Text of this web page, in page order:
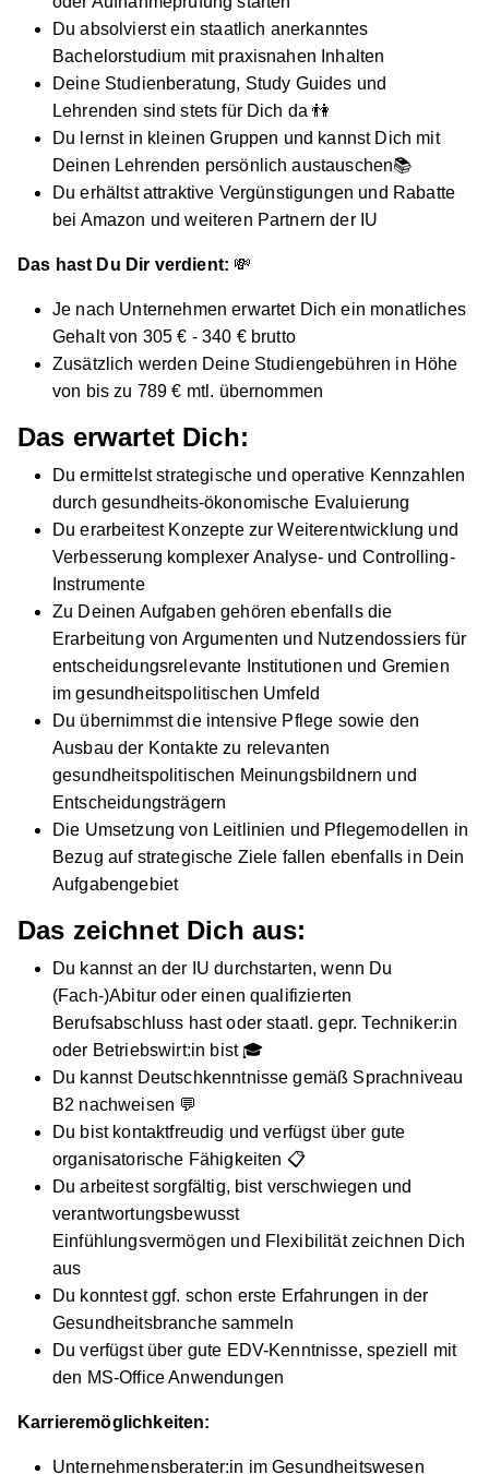
Du absolvierst ein staatlich anerkanntes
Bachelorstudium mit praxisnahen Inhalten
Deine Studienberatung, Study Guides und
Lehrenden sind stets für Dich da 👫
Du lernst in kleinen Gruppen und kannst Dich mit
Deinen Lehrenden persönlich austauschen📚
Du erhältst attraktive Vergünstigungen und Rabatte
bei Amazon und weiteren Partnern der IU
Das hast Du Dir verdient: 💸
Je nach Unternehmen erwartet Dich ein monatliches
Gehalt von 305 € - 340 € brutto
Zusätzlich werden Deine Studiengebühren in Höhe
von bis zu 789 € mtl. übernommen
Das erwartet Dich:
Du ermittelst strategische und operative Kennzahlen
durch gesundheits-ökonomische Evaluierung
Du erarbeitest Konzepte zur Weiterentwicklung und
Verbesserung komplexer Analyse- und Controlling-
Instrumente
Zu Deinen Aufgaben gehören ebenfalls die
Erarbeitung von Argumenten und Nutzendossiers für
entscheidungsrelevante Institutionen und Gremien
im gesundheitspolitischen Umfeld
Du übernimmst die intensive Pflege sowie den
Ausbau der Kontakte zu relevanten
gesundheitspolitischen Meinungsbildnern und
Entscheidungsträgern
Die Umsetzung von Leitlinien und Pflegemodellen in
Bezug auf strategische Ziele fallen ebenfalls in Dein
Aufgabengebiet
Das zeichnet Dich aus:
Du kannst an der IU durchstarten, wenn Du
(Fach-)Abitur oder einen qualifizierten
Berufsabschluss hast oder staatl. gepr. Techniker:in
oder Betriebswirt:in bist 🎓
Du kannst Deutschkenntnisse gemäß Sprachniveau
B2 nachweisen 💬
Du bist kontaktfreudig und verfügst über gute
organisatorische Fähigkeiten 📋
Du arbeitest sorgfältig, bist verschwiegen und
verantwortungsbewusst
Einfühlungsvermögen und Flexibilität zeichnen Dich
aus
Du konntest ggf. schon erste Erfahrungen in der
Gesundheitsbranche sammeln
Du verfügst über gute EDV-Kenntnisse, speziell mit
den MS-Office Anwendungen
Karrieremöglichkeiten:
Unternehmensberater:in im Gesundheitswesen